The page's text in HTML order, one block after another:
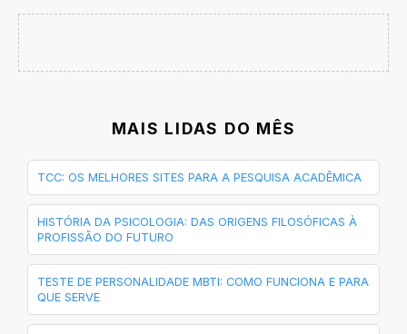
MAIS LIDAS DO MÊS
TCC: OS MELHORES SITES PARA A PESQUISA ACADÊMICA
HISTÓRIA DA PSICOLOGIA: DAS ORIGENS FILOSÓFICAS À
PROFISSÃO DO FUTURO
TESTE DE PERSONALIDADE MBTI: COMO FUNCIONA E PARA
QUE SERVE